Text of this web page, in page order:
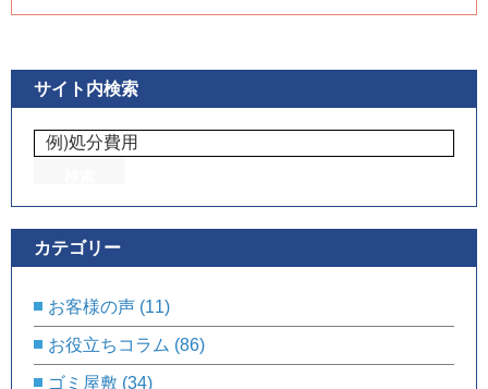
サイト内検索
カテゴリー
お客様の声 (11)
お役立ちコラム (86)
ゴミ屋敷 (34)